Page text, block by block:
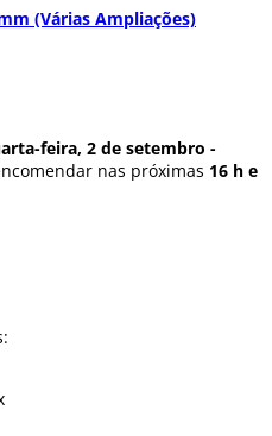
(Várias Ampliações)
feira, 2 de setembro -
nas próximas 16 h e